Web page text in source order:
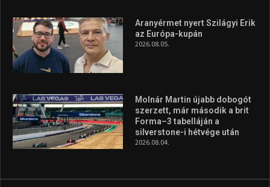
Aranyérmet nyert Szilágyi Erik
az Európa-kupán
2026.08.05.
Molnár Martin újabb dobogót
szerzett, már második a brit
Forma–3 tabelláján a
silverstone-i hétvége után
2026.08.04.